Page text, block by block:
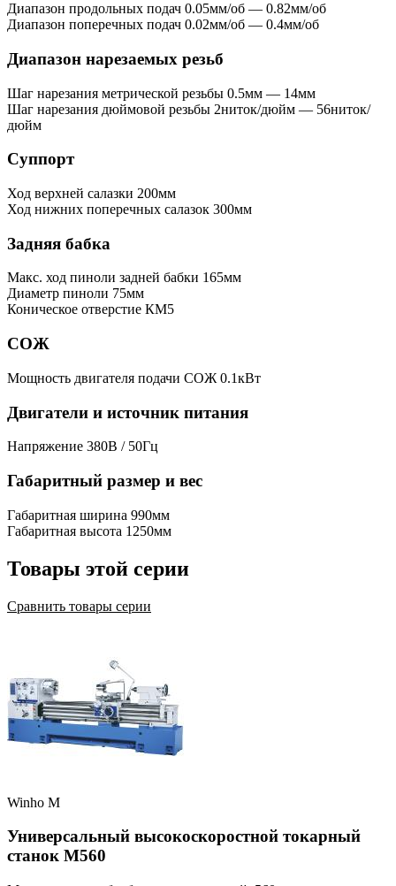
Диапазон продольных подач 0.05мм/об — 0.82мм/об
Диапазон поперечных подач 0.02мм/об — 0.4мм/об
Диапазон нарезаемых резьб
Шаг нарезания метрической резьбы 0.5мм — 14мм
Шаг нарезания дюймовой резьбы 2ниток/дюйм — 56ниток/
дюйм
Суппорт
Ход верхней салазки 200мм
Ход нижних поперечных салазок 300мм
Задняя бабка
Макс. ход пиноли задней бабки 165мм
Диаметр пиноли 75мм
Коническое отверстие КМ5
СОЖ
Мощность двигателя подачи СОЖ 0.1кВт
Двигатели и источник питания
Напряжение 380В / 50Гц
Габаритный размер и вес
Габаритная ширина 990мм
Габаритная высота 1250мм
Товары этой серии
Сравнить товары серии
Winho M
Универсальный высокоскоростной токарный
станок M560